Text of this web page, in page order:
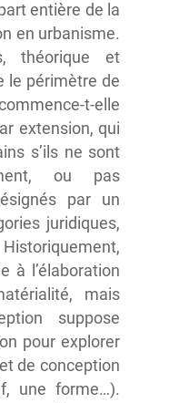
entière de la
en urbanisme.
théorique et
le périmètre de
t-elle
extension, qui
s’ils ne sont
ou pas
par un
juridiques,
à l’élaboration
mais
suppose
pour explorer
de conception
une forme…).